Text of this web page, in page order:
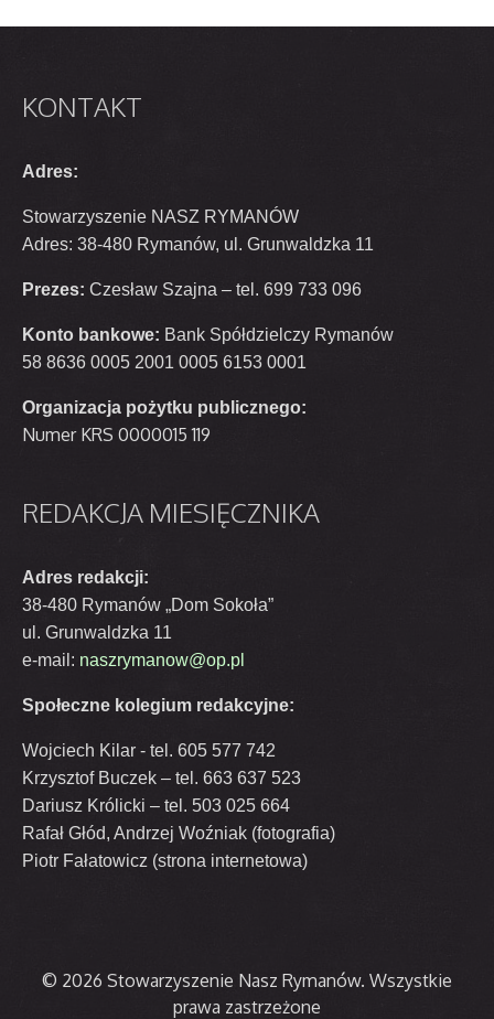
KONTAKT
Adres:
Stowarzyszenie NASZ RYMANÓW
Adres: 38-480 Rymanów, ul. Grunwaldzka 11
Prezes: Czesław Szajna – tel. 699 733 096
Konto bankowe: Bank Spółdzielczy Rymanów
58 8636 0005 2001 0005 6153 0001
Organizacja pożytku publicznego:
Numer KRS 0000015 119
REDAKCJA MIESIĘCZNIKA
Adres redakcji:
38-480 Rymanów „Dom Sokoła”
ul. Grunwaldzka 11
e-mail: naszrymanow@op.pl
Społeczne kolegium redakcyjne:
Wojciech Kilar - tel. 605 577 742
Krzysztof Buczek – tel. 663 637 523
Dariusz Królicki – tel. 503 025 664
Rafał Głód, Andrzej Woźniak (fotografia)
Piotr Fałatowicz (strona internetowa)
© 2026 Stowarzyszenie Nasz Rymanów. Wszystkie
prawa zastrzeżone